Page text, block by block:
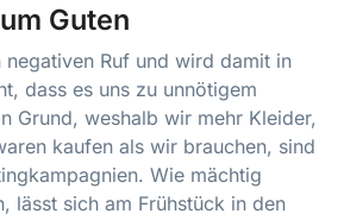
Guten
negativen Ruf und wird damit in
dass es uns zu unnötigem
Grund, weshalb wir mehr Kleider,
kaufen als wir brauchen, sind
Wie mächtig
lässt sich am Frühstück in den